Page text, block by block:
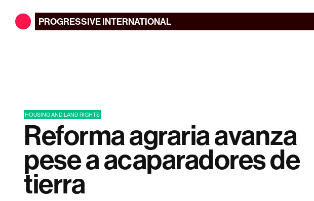
PROGRESSIVEINTERNATIONAL
HOUSING AND LAND RIGHTS
Reforma agraria avanza
pese a acaparadores de
tierra